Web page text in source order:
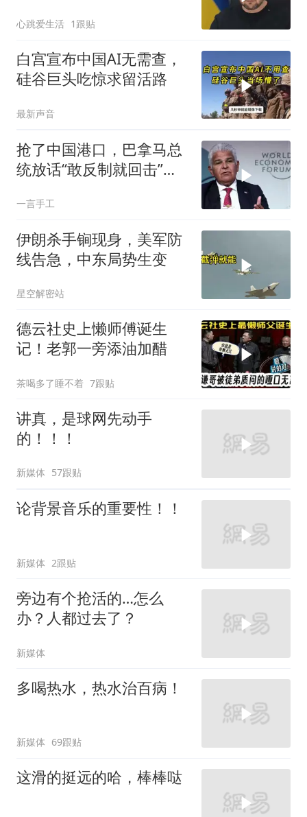
心跳爱生活 1跟贴
白宫宣布中国AI无需查，
硅谷巨头吃惊求留活路
最新声音
抢了中国港口，巴拿马总
统放话“敢反制就回击”中
一言手工
伊朗杀手锏现身，美军防
线告急，中东局势生变
星空解密站
德云社史上懒师傅诞生
记！老郭一旁添油加醋
茶喝多了睡不着 7跟贴
讲真，是球网先动手
的！！！
新媒体 57跟贴
论背景音乐的重要性！！
新媒体 2跟贴
旁边有个抢活的…怎么
办？人都过去了？
新媒体
多喝热水，热水治百病！
新媒体 69跟贴
这滑的挺远的哈，棒棒哒